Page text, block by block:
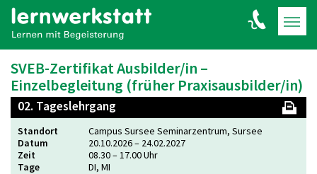
SVEB-Zertifikat Ausbilder/in –
Einzelbegleitung (früher Praxisausbilder/in)
02. Tageslehrgang
Standort
Campus Sursee Seminarzentrum, Sursee
Datum
20.10.2026 – 24.02.2027
Zeit
08.30 – 17.00 Uhr
Tage
DI, MI